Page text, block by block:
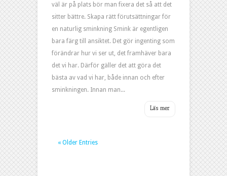
väl är på plats bör man fixera det så att det
sitter bättre. Skapa rätt förutsättningar för
en naturlig sminkning Smink är egentligen
bara färg till ansiktet. Det gör ingenting som
förändrar hur vi ser ut, det framhäver bara
det vi har. Därför gäller det att göra det
bästa av vad vi har, både innan och efter
sminkningen. Innan man...
« Older Entries